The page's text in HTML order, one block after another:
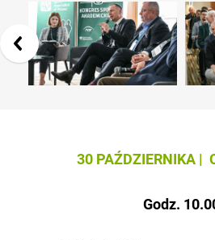
30 PAŹDZIERNIKA |
Godz.